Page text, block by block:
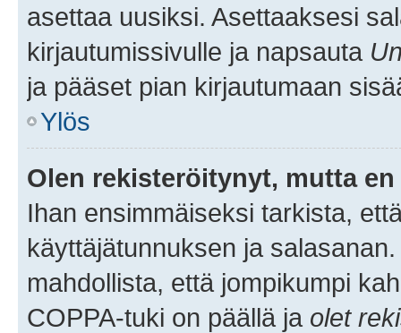
asettaa uusiksi. Asettaaksesi
kirjautumissivulle ja napsauta
ja pääset pian kirjautumaan
Ylös
Olen rekisteröitynyt, mutta
Ihan ensimmäiseksi tarkista,
käyttäjätunnuksen ja
mahdollista, että jompikumpi
COPPA-tuki on päällä ja olet